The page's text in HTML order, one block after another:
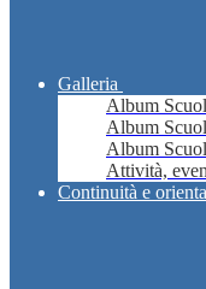
Galleria
Album
Album
Album
Attività,
Continuità e